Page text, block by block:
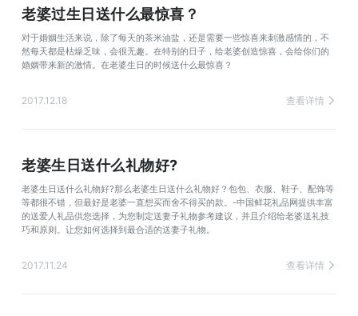
老婆过生日送什么最惊喜？
对于婚姻生活来说，除了每天的茶米油盐，还是需要一些惊喜来刺激感情的，不
然每天都是枯燥乏味，会很无趣。在特别的日子，给老婆创造惊喜，会给你们的
婚姻带来新的激情。在老婆生日的时候送什么最惊喜？
2017.12.18 查看详情
老婆生日送什么礼物好?
老婆生日送什么礼物好?那么老婆生日送什么礼物好？包包、衣服、鞋子、配饰等
等都很不错，但最好是老婆一直想买而舍不得买的款。-中国鲜花礼品网提供丰富
的送爱人礼品供您选择，为您制定送妻子礼物参考建议，并且介绍给老婆送礼技
巧和原则。让您如何选择到最合适的送妻子礼物。
2017.11.24 查看详情